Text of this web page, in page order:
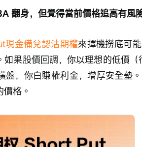
翻身，但覺得當前價格追高有風
現金備兌認沽期權來擇機撈底可
如果股價回調，你以理想的低價
盤，你白賺權利金，增厚安全墊
格。